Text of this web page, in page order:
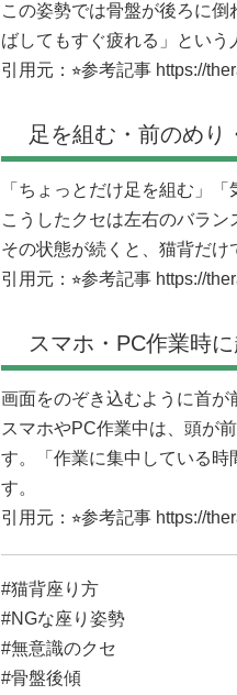
この姿勢では骨盤が後ろに
ばしてもすぐ疲れる」という
引用元：⭐︎参考記事 https://
足を組む・前のめり
「ちょっとだけ足を組む」
こうしたクセは左右のバラン
その状態が続くと、猫背だけ
引用元：⭐︎参考記事 https://
スマホ・PC作業時
画面をのぞき込むように首が
スマホやPC作業中は、頭が
す。「作業に集中している時
す。
引用元：⭐︎参考記事 https://
#猫背座り方
#NGな座り姿勢
#無意識のクセ
#骨盤後傾